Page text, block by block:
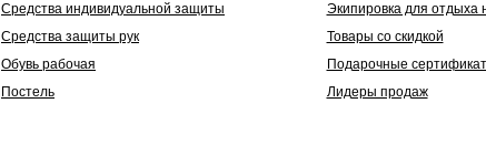
Средства индивидуальной защиты
Средства защиты рук
Обувь рабочая
Постель
Экипировка для отдыха
Товары со скидкой
Подарочные
Лидеры продаж